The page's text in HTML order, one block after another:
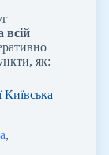
всій
як:
Київська
,